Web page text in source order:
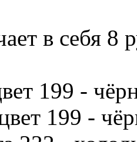
в себя 8
199 -
199 -